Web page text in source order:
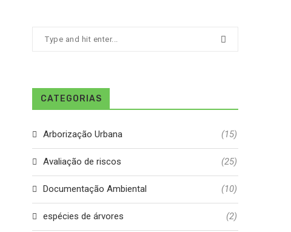
CATEGORIAS
Arborização Urbana (15)
Avaliação de riscos (25)
Documentação Ambiental (10)
espécies de árvores (2)